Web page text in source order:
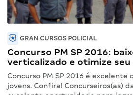
GRAN CURSOS POLICIAL
Concurso PM SP 2016:
verticalizado e otimize
Concurso PM SP 2016 é
jovens. Confira! Concurseiros(as)